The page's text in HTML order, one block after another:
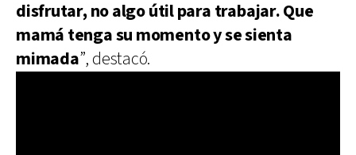
disfrutar, no algo útil para trabajar. Que
mamá tenga su momento y se sienta
mimada”, destacó.